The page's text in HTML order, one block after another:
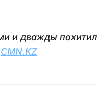
и дважды
CMN.KZ